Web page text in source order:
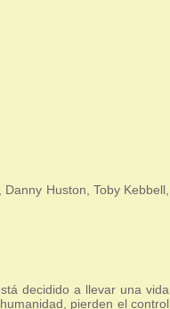
Huston, Toby Kebbell,
decidido a llevar una vida
pierden el control